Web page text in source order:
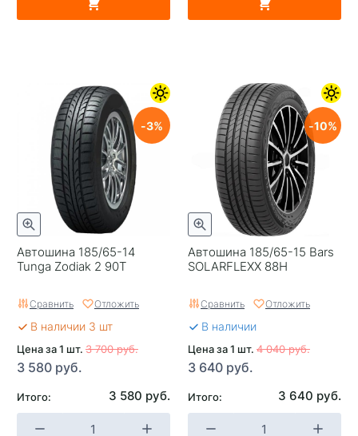
Автошина 185/65-14
Tunga Zodiak 2 90T
3
Сравнить Отложить
В наличии 3 шт
Цена за 1 шт. 3 700 руб.
3 580 руб.
Итого: 3 580 руб.
Автошина 185/65-15 Bars
SOLARFLEXX 88H
10
Сравнить Отложить
В наличии
Цена за 1 шт. 4 040 руб.
3 640 руб.
Итого: 3 640 руб.